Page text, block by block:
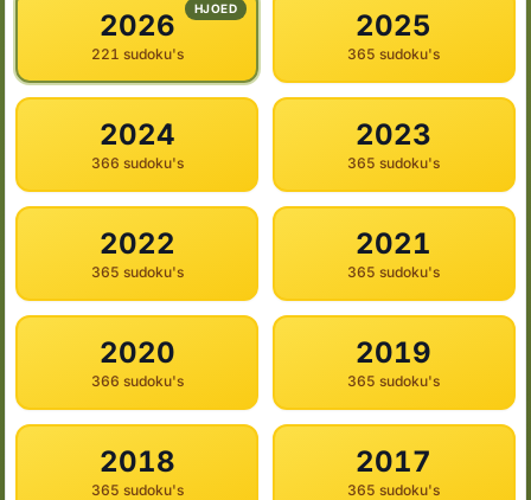
HJOED
2026
221 sudoku's
2025
365 sudoku's
2024
366 sudoku's
2023
365 sudoku's
2022
365 sudoku's
2021
365 sudoku's
2020
366 sudoku's
2019
365 sudoku's
2018
365 sudoku's
2017
365 sudoku's